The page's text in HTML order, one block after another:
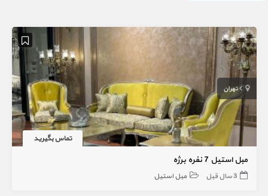
تهران
تماس بگیرید
مبل استیل 7 نفره برژه
3 سال قبل مبل استیل